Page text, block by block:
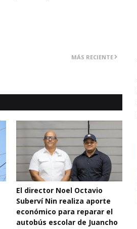
MÁS RECIENTE
El director Noel Octavio
Suberví Nin realiza aporte
económico para reparar el
autobús escolar de Juancho